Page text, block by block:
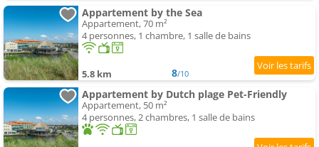
Appartement by the Sea
Appartement, 70 m²
4 personnes, 1 chambre, 1 salle de bains
5.8 km 8/10
Appartement by Dutch plage Pet-Friendly
Appartement, 50 m²
4 personnes, 2 chambres, 1 salle de bains